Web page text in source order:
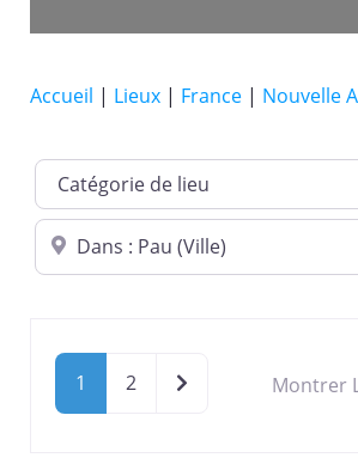
Accueil | Lieux | France | Nouvelle
Catégorie de lieu
Dans quelle ville ?
1 2 Older postsMontrer